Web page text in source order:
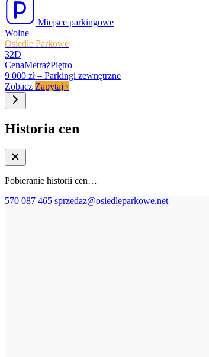
Miejsce parkingowe
Wolne
Osiedle Parkowe
32D
CenaMetrażPiętro
9 000 zł – Parkingi zewnętrzne
Zobacz Zapytaj ›
Historia cen
Pobieranie historii cen…
570 087 465 sprzedaz@osiedleparkowe.net